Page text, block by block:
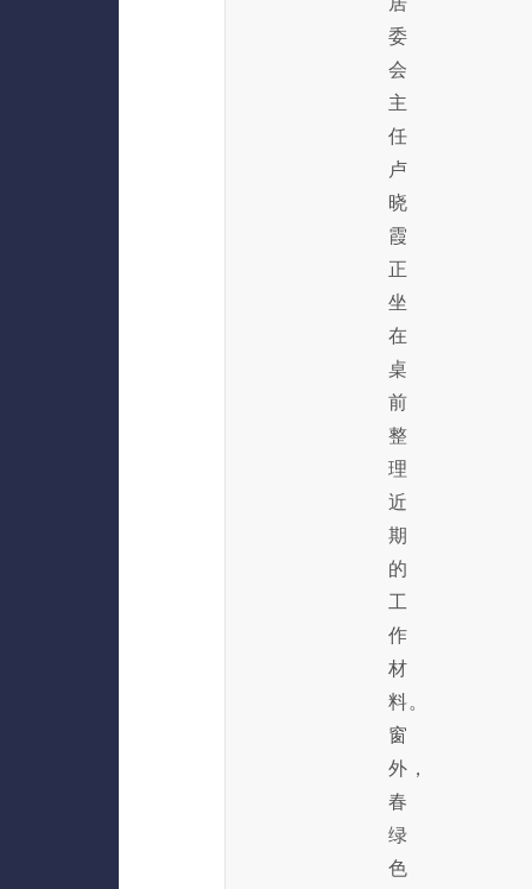
委
会
主
任
卢
晓
霞
正
坐
在
桌
前
整
理
近
期
的
工
作
材
料。
窗
外，
春
绿
色